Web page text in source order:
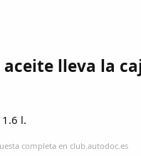
lleva la
l.
completa en club.autodoc.es